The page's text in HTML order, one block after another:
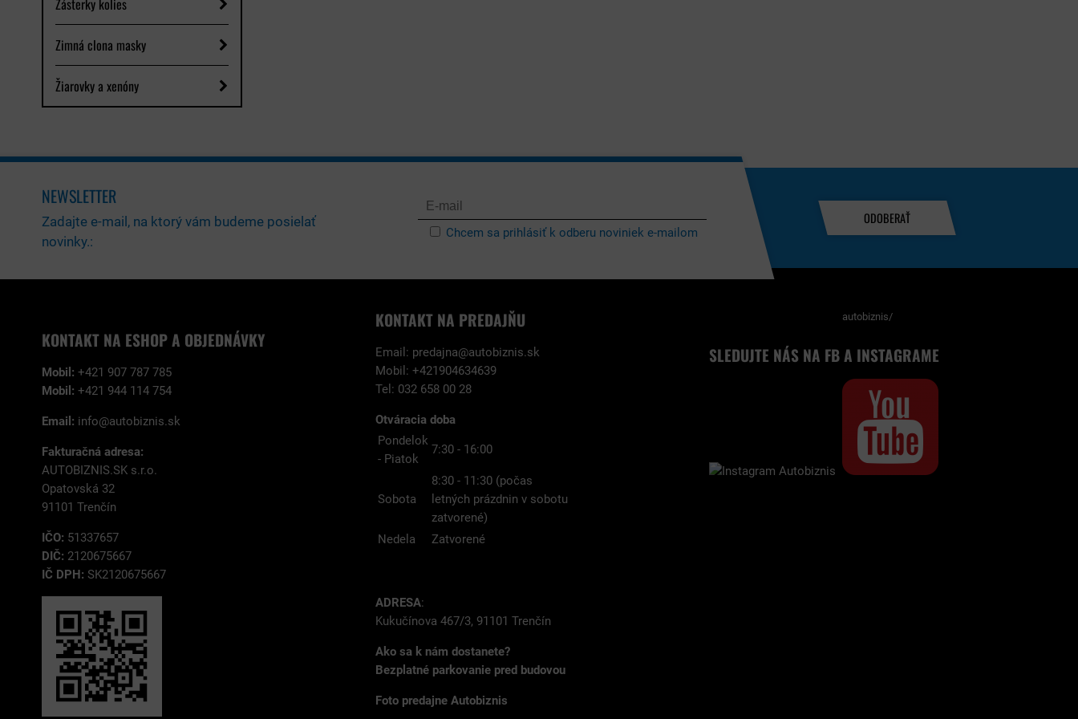
Zásterky kolies
Zimná clona masky
Žiarovky a xenóny
NEWSLETTER
Zadajte e-mail, na ktorý vám budeme posielať
novinky.:
Chcem sa prihlásiť k odberu noviniek e-mailom
ODOBERAŤ
KONTAKT NA ESHOP A OBJEDNÁVKY
Mobil: +421 907 787 785
Mobil: +421 944 114 754
Email: info@autobiznis.sk
Fakturačná adresa:
AUTOBIZNIS.SK s.r.o.
Opatovská 32
91101 Trenčín
IČO: 51337657
DIČ: 2120675667
IČ DPH: SK2120675667
KONTAKT NA PREDAJŇU
Email: predajna@autobiznis.sk
Mobil: +421904634639
Tel: 032 658 00 28
Otváracia doba
Pondelok
- Piatok
7:30 - 16:00
Sobota
8:30 - 11:30 (počas
letných prázdnin v sobotu
zatvorené)
Nedela
Zatvorené
ADRESA:
Kukučínova 467/3, 91101 Trenčín
Ako sa k nám dostanete?
Bezplatné parkovanie pred budovou
Foto predajne Autobiznis
autobiznis/
SLEDUJTE NÁS NA FB A INSTAGRAME